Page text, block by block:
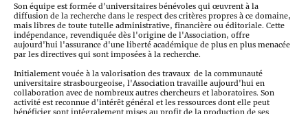
Son équipe est formée d'universitaires bénévoles qui œuvrent à la
diffusion de la recherche dans le respect des critères propres à ce domaine,
mais libres de toute tutelle administrative, financière ou éditoriale. Cette
indépendance, revendiquée dès l'origine de l'Association, offre
aujourd'hui l'assurance d'une liberté académique de plus en plus menacée
par les directives qui sont imposées à la recherche.
Initialement vouée à la valorisation des travaux de la communauté
universitaire strasbourgeoise, l'Association travaille aujourd'hui en
collaboration avec de nombreux autres chercheurs et laboratoires. Son
activité est reconnue d'intérêt général et les ressources dont elle peut
bénéficier sont intégralement mises au profit de la production de ses